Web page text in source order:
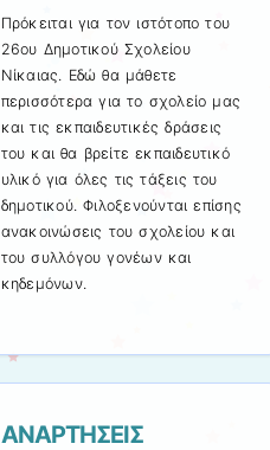
Πρόκειται για τον ιστότοπο του
26ου Δημοτικού Σχολείου
Νίκαιας. Εδώ θα μάθετε
περισσότερα για το σχολείο μας
και τις εκπαιδευτικές δράσεις
του και θα βρείτε εκπαιδευτικό
υλικό για όλες τις τάξεις του
δημοτικού. Φιλοξενούνται επίσης
ανακοινώσεις του σχολείου και
του συλλόγου γονέων και
κηδεμόνων.
ΑΝΑΡΤΗΣΕΙΣ